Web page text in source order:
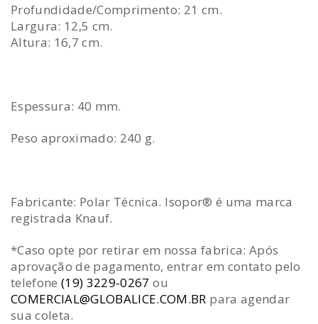
Profundidade/Comprimento: 21 cm.
Largura: 12,5 cm.
Altura: 16,7 cm.
Espessura: 40 mm.
Peso aproximado: 240 g.
Fabricante: Polar Técnica. Isopor® é uma marca
registrada Knauf.
*Caso opte por retirar em nossa fabrica: Após
aprovação de pagamento, entrar em contato pelo
telefone(19) 3229-0267 ou
COMERCIAL@GLOBALICE.COM.BR para agendar
sua coleta.